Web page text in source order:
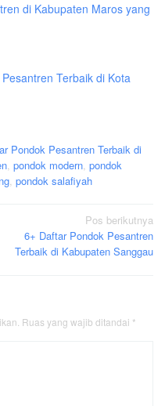
di Kabupaten Maros yang
Terbaik di Kota
Pondok Pesantren Terbaik di
, pondok modern, pondok
, pondok salafiyah
Pos berikutnya
6+ Daftar Pondok Pesantren
Terbaik di Kabupaten Sanggau
Ruas yang wajib ditandai *